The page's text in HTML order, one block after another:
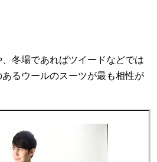
冬場であればツイードなどでは
るウールのスーツが最も相性が